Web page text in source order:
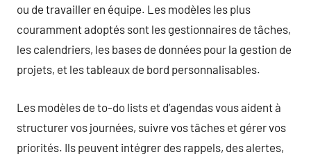
ou de travailler en équipe. Les modèles les plus
couramment adoptés sont les gestionnaires de tâches,
les calendriers, les bases de données pour la gestion de
projets, et les tableaux de bord personnalisables.
Les modèles de to-do lists et d’agendas vous aident à
structurer vos journées, suivre vos tâches et gérer vos
priorités. Ils peuvent intégrer des rappels, des alertes,